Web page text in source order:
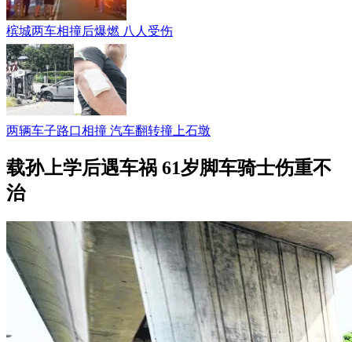
槟城两车相撞后爆燃 八人受伤
两辆车子路口相撞 汽车翻转撞上石墩
载孙上学后遇车祸 61岁脚车骑士伤重不
治